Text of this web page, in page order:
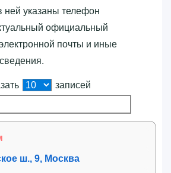
ней указаны телефон
официальный
почты и иные
записей
ш., 9, Москва